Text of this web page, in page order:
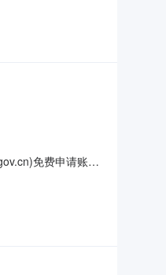
区占地面积200平
免费申请账号
于标的